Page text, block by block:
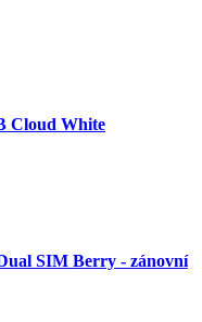
Cloud White
SIM Berry - zánovní